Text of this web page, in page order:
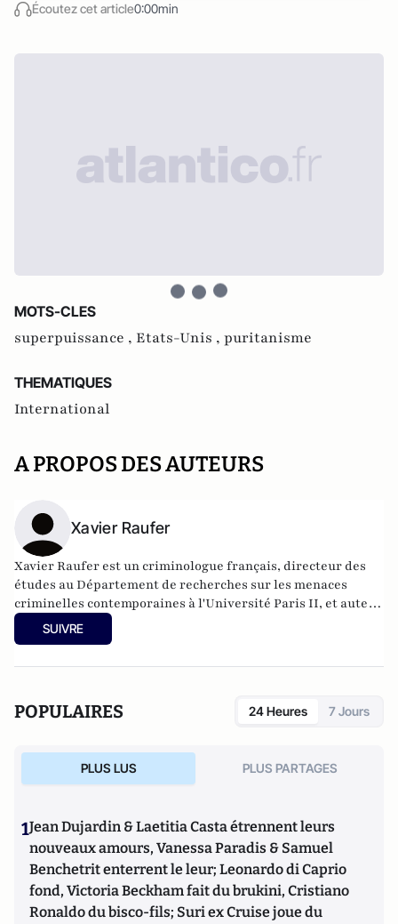
Écoutez cet article0:00min
MOTS-CLES
superpuissance , Etats-Unis , puritanisme
THEMATIQUES
International
A PROPOS DES AUTEURS
Xavier Raufer
Xavier Raufer est un criminologue français, directeur des
études au Département de recherches sur les menaces
criminelles contemporaines à l'Université Paris II, et auteur
de nombreux ouvrages sur le sujet. Dernier en date:
criminalité organisée dans le chaos mondial : mafias,
SUIVRE
POPULAIRES 24 Heures 7 Jours
PLUS LUS PLUS PARTAGES
1Jean Dujardin & Laetitia Casta étrennent leurs
nouveaux amours, Vanessa Paradis & Samuel
Benchetrit enterrent le leur; Leonardo di Caprio
fond, Victoria Beckham fait du brukini, Cristiano
Ronaldo du bisco-fils; Suri ex Cruise joue du